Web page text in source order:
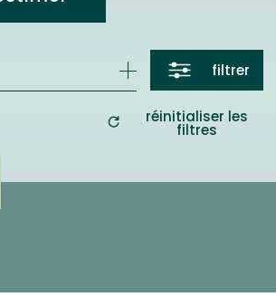
filtrer
réinitialiser les
filtres